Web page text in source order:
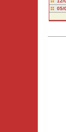
05/